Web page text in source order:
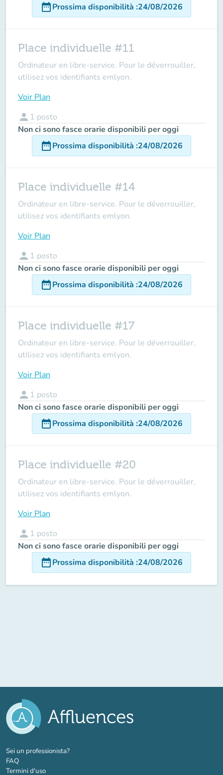
date_rangeProssima disponibilità :24/08/2026
Place individuelle #11
Ordinateur en libre-service. Pour le déverrouiller,
utilisez vos identifiants emlyon.
Voir Plan
person 1 posto
Non ci sono fasce orarie disponibili per oggi
date_rangeProssima disponibilità :24/08/2026
Place individuelle #14
Ordinateur en libre-service. Pour le déverrouiller,
utilisez vos identifiants emlyon.
Voir Plan
person 1 posto
Non ci sono fasce orarie disponibili per oggi
date_rangeProssima disponibilità :24/08/2026
Place individuelle #17
Ordinateur en libre-service. Pour le déverrouiller,
utilisez vos identifiants emlyon.
Voir Plan
person 1 posto
Non ci sono fasce orarie disponibili per oggi
date_rangeProssima disponibilità :24/08/2026
Place individuelle #20
Ordinateur en libre-service. Pour le déverrouiller,
utilisez vos identifiants emlyon.
Voir Plan
person 1 posto
Non ci sono fasce orarie disponibili per oggi
date_rangeProssima disponibilità :24/08/2026
Sei un professionista?(nuova scheda)
FAQ
Termini d'uso